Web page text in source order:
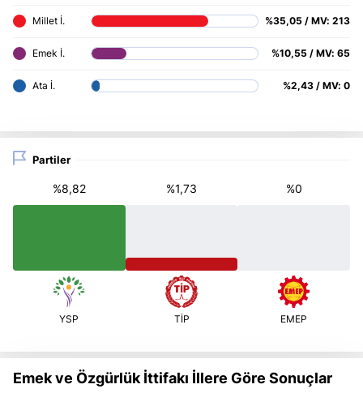
%35,05 / MV: 213
%10,55 / MV: 65
%2,43 / MV: 0
Partiler
%8,82 %1,73 %0
Emek ve Özgürlük İttifakı İllere Göre Sonuçlar